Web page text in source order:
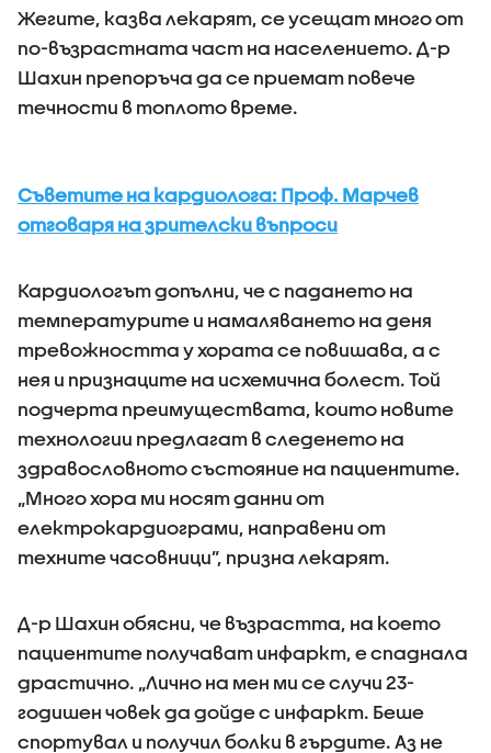
Жегите, казва лекарят, се усещат много от
по-възрастната част на населението. Д-р
Шахин препоръча да се приемат повече
течности в топлото време.
Съветите на кардиолога: Проф. Марчев
отговаря на зрителски въпроси
Кардиологът допълни, че с падането на
температурите и намаляването на деня
тревожността у хората се повишава, а с
нея и признаците на исхемична болест. Той
подчерта преимуществата, които новите
технологии предлагат в следенето на
здравословното състояние на пациентите.
„Много хора ми носят данни от
електрокардиограми, направени от
техните часовници”, призна лекарят.
Д-р Шахин обясни, че възрастта, на което
пациентите получават инфаркт, е спаднала
драстично. „Лично на мен ми се случи 23-
годишен човек да дойде с инфаркт. Беше
спортувал и получил болки в гърдите. Аз не